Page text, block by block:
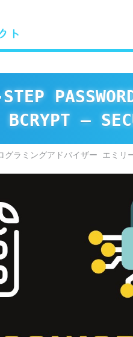
BCRYPT –
グラミングアドバイザー エミリ